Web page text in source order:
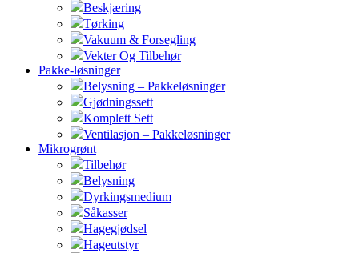
Beskjæring
Tørking
Vakuum & Forsegling
Vekter Og Tilbehør
Pakke-løsninger
Belysning – Pakkeløsninger
Gjødningssett
Komplett Sett
Ventilasjon – Pakkeløsninger
Mikrogrønt
Tilbehør
Belysning
Dyrkingsmedium
Såkasser
Hagegjødsel
Hageutstyr